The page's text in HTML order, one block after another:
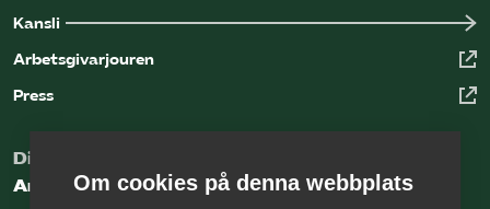
Kansli
Arbetsgivarjouren
Press
Digital kunskapsbank för arbetsgivare
Arbetsgivarguiden
Om cookies på denna webbplats